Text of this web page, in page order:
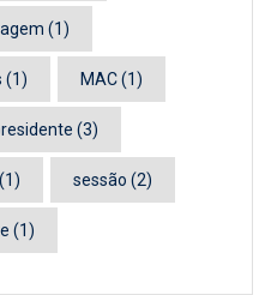
(1)
(1) MAC(1)
(3)
(1) sessão (2)
(1)